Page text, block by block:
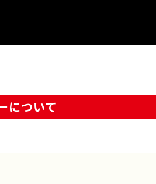
について